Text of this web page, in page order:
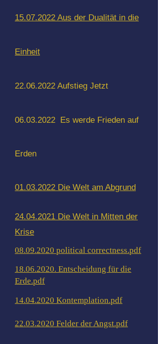
15.07.2022 Aus der Dualität in die
Einheit
22.06.2022 Aufstieg Jetzt
06.03.2022 Es werde Frieden auf
Erden
01.03.2022 Die Welt am Abgrund​
24.04.2021 Die Welt in Mitten der
Krise
08.09.2020 political correctness.pdf
18.06.2020. Entscheidung für die
Erde.pdf
14.04.2020 Kontemplation.pdf
22.03.2020 Felder der Angst.pdf